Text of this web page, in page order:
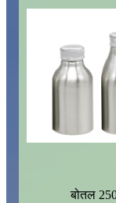
बोतल